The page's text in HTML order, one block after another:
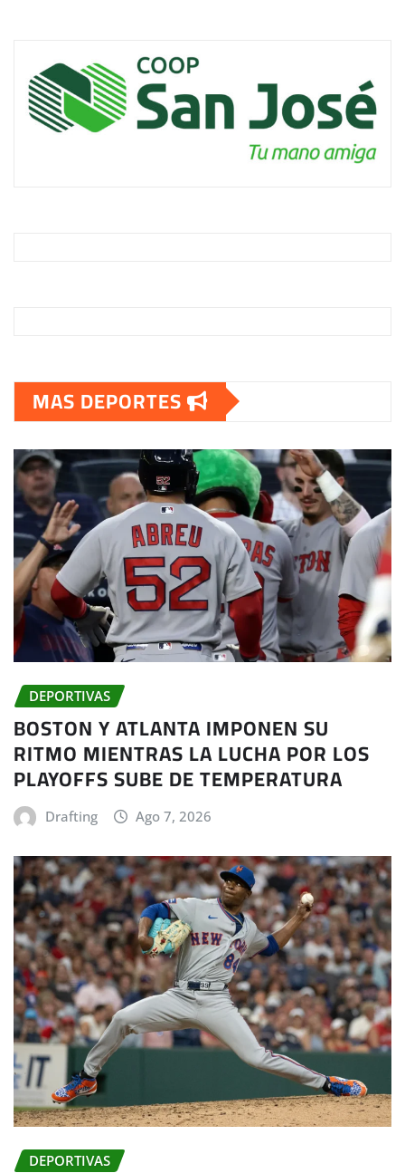
MAS DEPORTES
DEPORTIVAS
BOSTON Y ATLANTA IMPONEN SU
RITMO MIENTRAS LA LUCHA POR LOS
PLAYOFFS SUBE DE TEMPERATURA
Drafting Ago 7, 2026
DEPORTIVAS